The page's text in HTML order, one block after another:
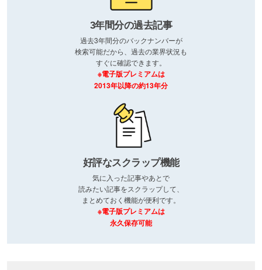
3年間分の過去記事
過去3年間分のバックナンバーが
検索可能だから、過去の業界状況も
すぐに確認できます。
※電子版プレミアムは
2013年以降の約13年分
好評なスクラップ機能
気に入った記事やあとで
読みたい記事をスクラップして、
まとめておく機能が便利です。
※電子版プレミアムは
永久保存可能